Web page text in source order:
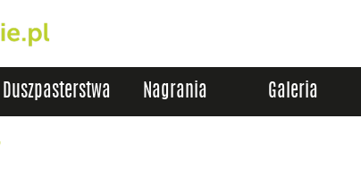
Duszpasterstwa Nagrania Galeria